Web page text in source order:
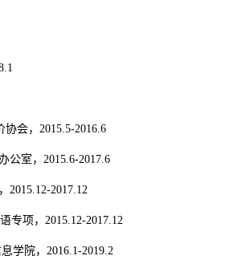
会，2015.5-2016.6
公室，2015.6-2017.6
2015.12-2017.12
专项，2015.12-2017.12
学院，2016.1-2019.2